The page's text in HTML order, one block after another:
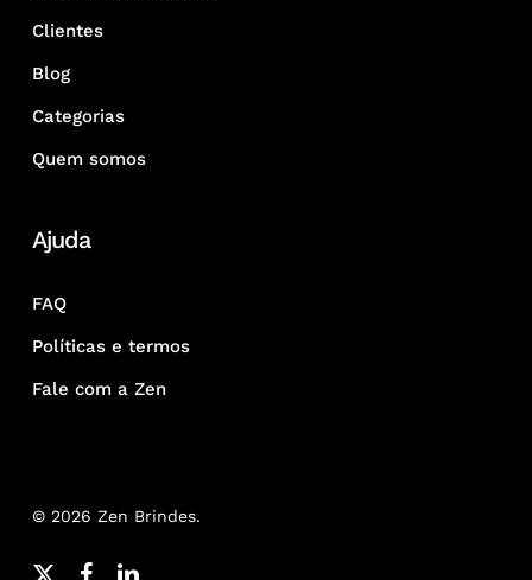
Clientes
Blog
Categorias
Quem somos
Ajuda
FAQ
Políticas e termos
Fale com a Zen
© 2026 Zen Brindes.
x- facebooklinkedin